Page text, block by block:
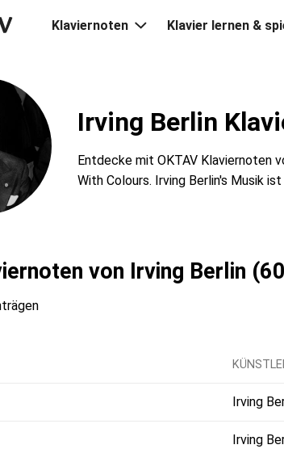
Klaviernoten Klavier lernen &
Irving Berlin
Entdecke mit OKTAV Klaviernoten
With Colours. Irving Berlin's Musik ist
von Irving Berlin
Irving
Irving